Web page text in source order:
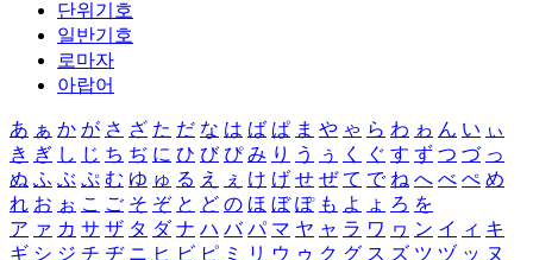
단위기호
일반기호
로마자
아랍어
あ ぁ か が さ ざ た だ な は ば ぱ ま や ゃ ら わ ゎ ん い ぃ
き ぎ し じ ち ぢ に ひ び ぴ み り う ぅ く ぐ す ず つ づ っ
ぬ ふ ぶ ぷ む ゆ ゅ る え ぇ け げ せ ぜ て で ね へ べ ぺ め
れ お ぉ こ ご そ ぞ と ど の ほ ぼ ぽ も よ ょ ろ を
ア ァ カ サ ザ タ ダ ナ ハ バ パ マ ヤ ャ ラ ワ ヮ ン イ ィ キ
ギ シ ジ チ ヂ ニ ヒ ビ ピ ミ リ ウ ゥ ク グ ス ズ ツ ヅ ッ ヌ